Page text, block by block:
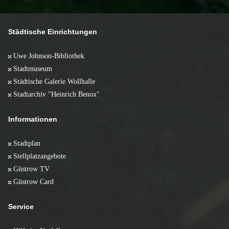
Januar 2011 (2)
Januar 2009 (6)
März 2008 (10)
Städtische Einrichtungen
Uwe Johnson-Bibliothek
Stadtmuseum
Städtische Galerie Wollhalle
Stadtarchiv "Heinrich Benox"
Informationen
Stadtplan
Stellplatzangebote
Güstrow TV
Güstrow Card
Service